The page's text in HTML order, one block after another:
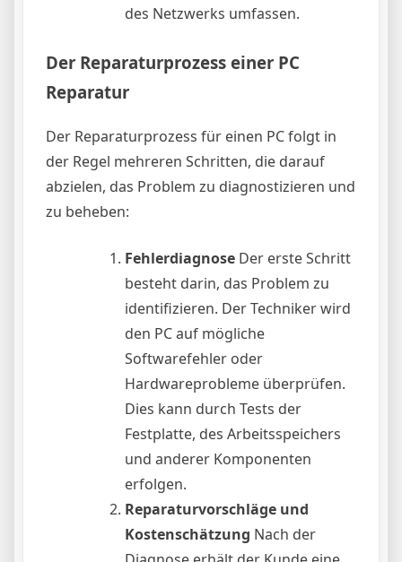
des Netzwerks umfassen.
Der Reparaturprozess einer PC
Reparatur
Der Reparaturprozess für einen PC folgt in
der Regel mehreren Schritten, die darauf
abzielen, das Problem zu diagnostizieren und
zu beheben:
Fehlerdiagnose Der erste Schritt
besteht darin, das Problem zu
identifizieren. Der Techniker wird
den PC auf mögliche
Softwarefehler oder
Hardwareprobleme überprüfen.
Dies kann durch Tests der
Festplatte, des Arbeitsspeichers
und anderer Komponenten
erfolgen.
Reparaturvorschläge und
Kostenschätzung Nach der